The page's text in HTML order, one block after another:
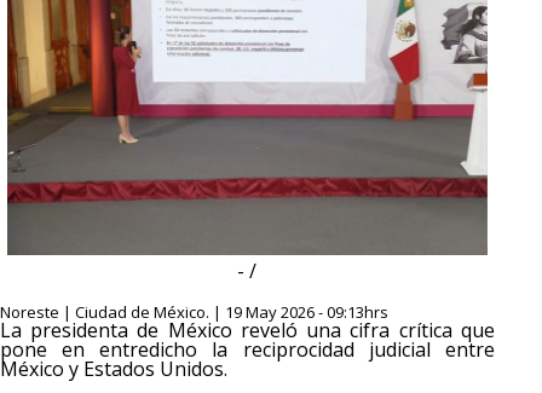
- /
Noreste | Ciudad de México. | 19 May 2026 - 09:13hrs
La presidenta de México reveló una cifra crítica que
pone en entredicho la reciprocidad judicial entre
México y Estados Unidos.